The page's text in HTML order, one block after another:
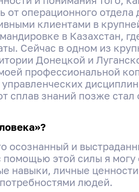
операционного отдела
клиентами в
в Казахстан,
Сейчас в одном из
Донецкой и
профессиональной
знаний позже стал
осознанный и
этой силы я могу
навыки, личные
людей.